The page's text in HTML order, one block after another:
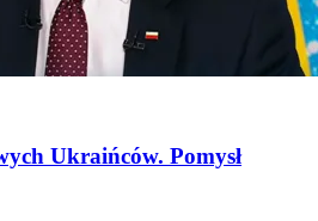
Ukraińców. Pomysł